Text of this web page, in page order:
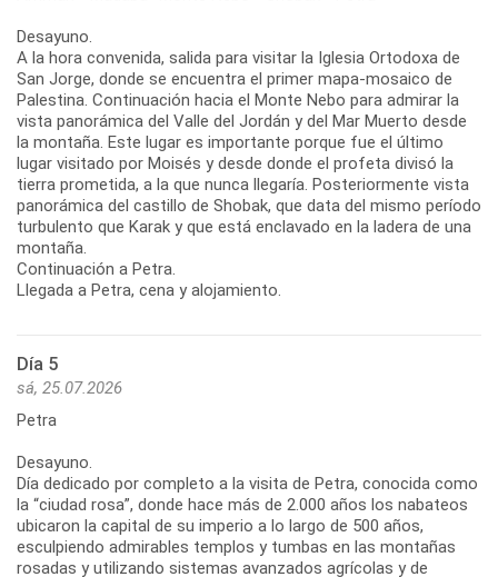
Desayuno.
A la hora convenida, salida para visitar la Iglesia Ortodoxa de
San Jorge, donde se encuentra el primer mapa-mosaico de
Palestina. Continuación hacia el Monte Nebo para admirar la
vista panorámica del Valle del Jordán y del Mar Muerto desde
la montaña. Este lugar es importante porque fue el último
lugar visitado por Moisés y desde donde el profeta divisó la
tierra prometida, a la que nunca llegaría. Posteriormente vista
panorámica del castillo de Shobak, que data del mismo período
turbulento que Karak y que está enclavado en la ladera de una
montaña.
Continuación a Petra.
Llegada a Petra, cena y alojamiento.
Día 5
sá, 25.07.2026
Petra
Desayuno.
Día dedicado por completo a la visita de Petra, conocida como
la “ciudad rosa”, donde hace más de 2.000 años los nabateos
ubicaron la capital de su imperio a lo largo de 500 años,
esculpiendo admirables templos y tumbas en las montañas
rosadas y utilizando sistemas avanzados agrícolas y de